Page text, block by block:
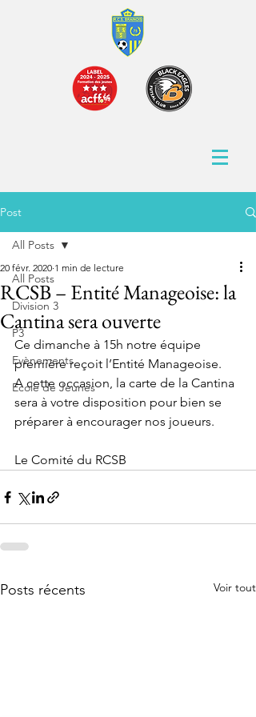
Post
All Posts
Division 3
P3
Evènements
Ecole de Jeunes
All Posts
RCSB – Entité Manageoise: la
Cantina sera ouverte
20 févr. 2020 1 min de lecture
Ce dimanche à 15h notre équipe
première reçoit l’Entité Manageoise.
A cette occasion, la carte de la Cantina
sera à votre disposition pour bien se
préparer à encourager nos joueurs.
Le Comité du RCSB
Posts récents Voir tout